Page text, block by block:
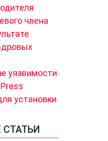
члена
уязвимости
установки